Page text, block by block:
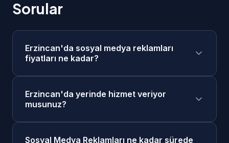
Sorular
Erzincan'da sosyal medya reklamları
fiyatları ne kadar?
fiyatlarımız 4.000₺ - 20.000₺/ay + reklam
bütçesi aralığındadır. Projenizin kapsamına
göre ücretsiz keşif görüşmesi sonrasında size
özel fiyat teklifi sunuyoruz. Taksit seçenekleri
Erzincan'da yerinde hizmet veriyor
musunuz?
Sosyal Medya Reklamları ne kadar sürede